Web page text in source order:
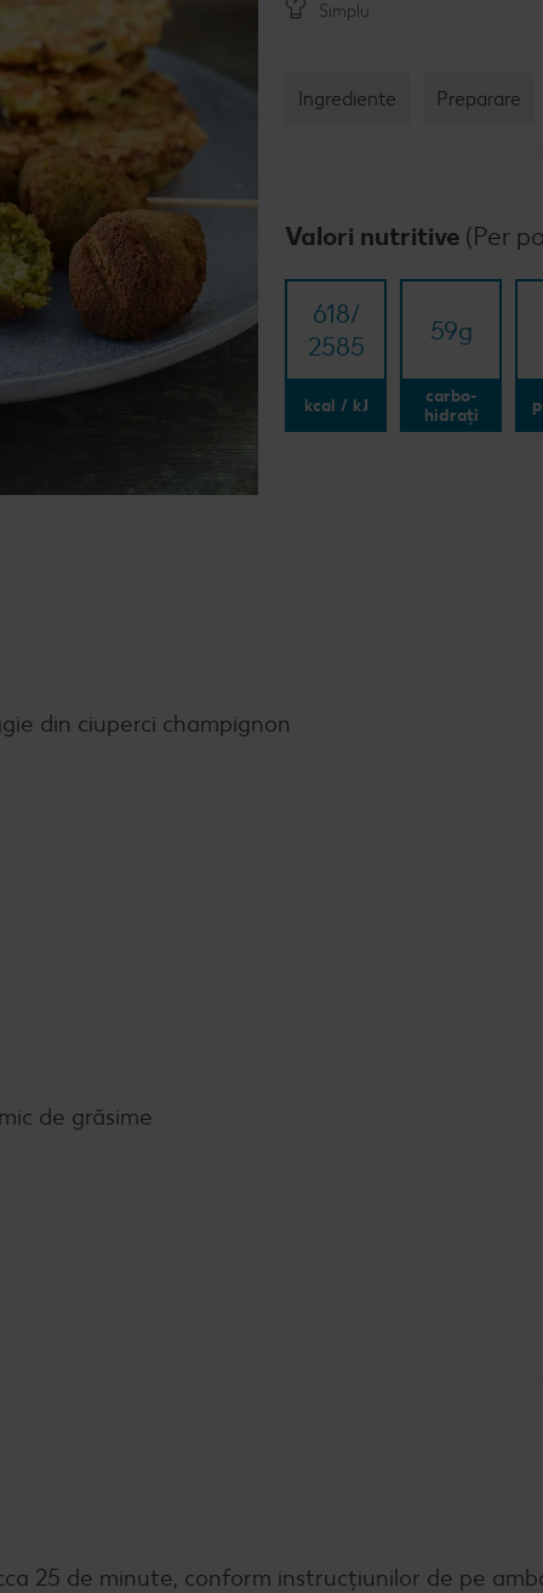
Simplu
Ingrediente Preparare
Valori nutritive (Per
618/​
2585
kcal / kJ
59g
carbo-
hidrați
din ciuperci champignon
de grăsime
25 de minute, conform instrucțiunilor de pe